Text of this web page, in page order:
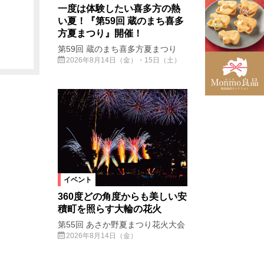
一度は体験したい喜多方の熱
い夏！『第59回 蔵のまち喜多
方夏まつり』開催！
第59回 蔵のまち喜多方夏まつり
2026年8月14日（金）・15日（土）
イベント
360度どの角度からも美しい安
積町を照らす大輪の花火
第55回 あさか野夏まつり花火大会
2026年8月14日（金）